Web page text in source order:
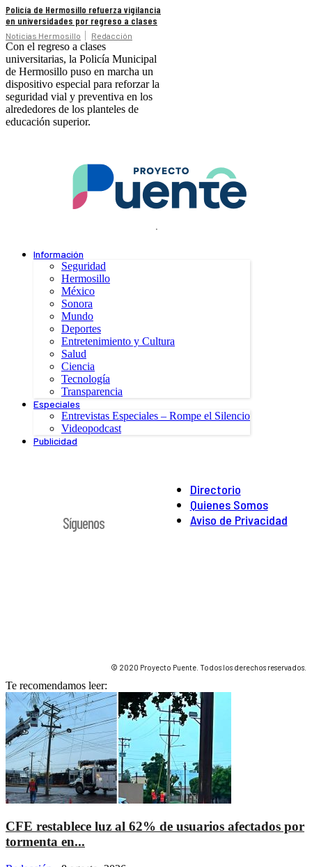
Policía de Hermosillo refuerza vigilancia
en universidades por regreso a clases
Noticias Hermosillo Redacción
Con el regreso a clases
universitarias, la Policía Municipal
de Hermosillo puso en marcha un
dispositivo especial para reforzar la
seguridad vial y preventiva en los
alrededores de los planteles de
educación superior.
.
Información
Seguridad
Hermosillo
México
Sonora
Mundo
Deportes
Entretenimiento y Cultura
Salud
Ciencia
Tecnología
Transparencia
Especiales
Entrevistas Especiales – Rompe el Silencio
Videopodcast
Publicidad
Directorio
Quienes Somos
Aviso de Privacidad
Síguenos
© 2020 Proyecto Puente. Todos los derechos reservados.
Te recomendamos leer:
CFE restablece luz al 62% de usuarios afectados por
tormenta en...